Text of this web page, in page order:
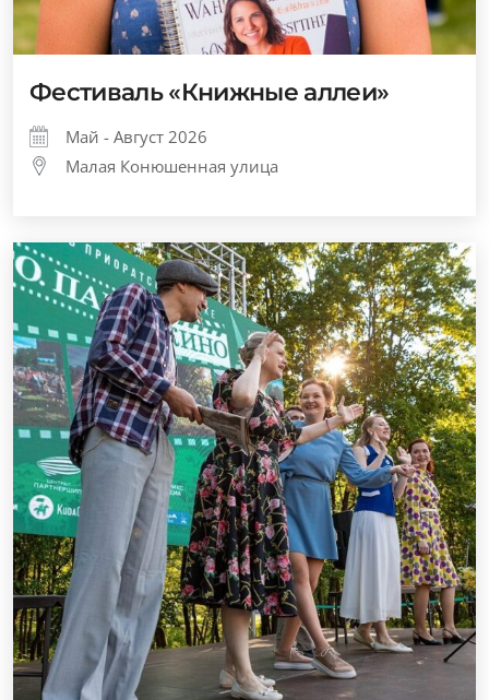
Фестиваль «Книжные аллеи»
Май - Август 2026
Малая Конюшенная улица